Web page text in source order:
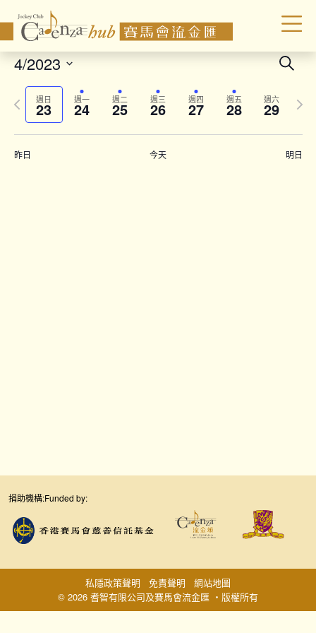
and
Search
4/2023
Select
date.週日
23 週一
24 週二
25 週三
26 週四
27 週五
28 週六
29
Previous
week
Next
昨日 今天 明日
捐助機構:Funded by:
© 2026 耆智有限公司及賽馬會流金匯 ‧版權所有
私隱政策聲明 免責聲明 網站地圖